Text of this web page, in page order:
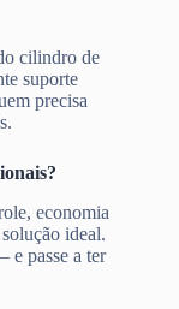
cilindro de
suporte
precisa
economia
ideal.
e passe a ter